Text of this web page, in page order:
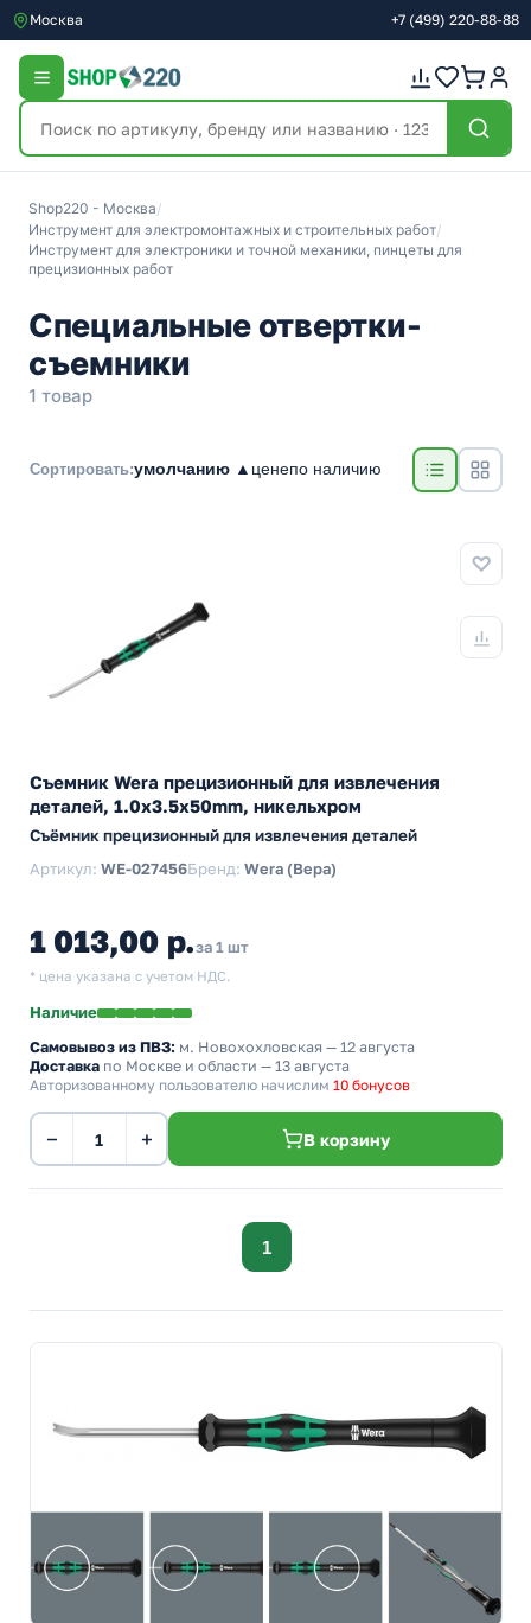
Москва +7 (499) 220-88-88
Shop220 - Москва/
Инструмент для электромонтажных и строительных работ/
Инструмент для электроники и точной механики, пинцеты для
прецизионных работ
Специальные отвертки-
съемники
1 товар
Сортировать:умолчанию ▲ ценепо наличию
Съемник Wera прецизионный для извлечения
деталей, 1.0x3.5x50mm, никельхром
Съёмник прецизионный для извлечения деталей
Артикул: WE-027456Бренд: Wera (Вера)
1 013,00 р.за 1 шт
* цена указана с учетом НДС.
Наличие
Самовывоз из ПВЗ: м. Новохохловская — 12 августа
Доставка по Москве и области — 13 августа
Авторизованному пользователю начислим 10 бонусов
− + В корзину
1